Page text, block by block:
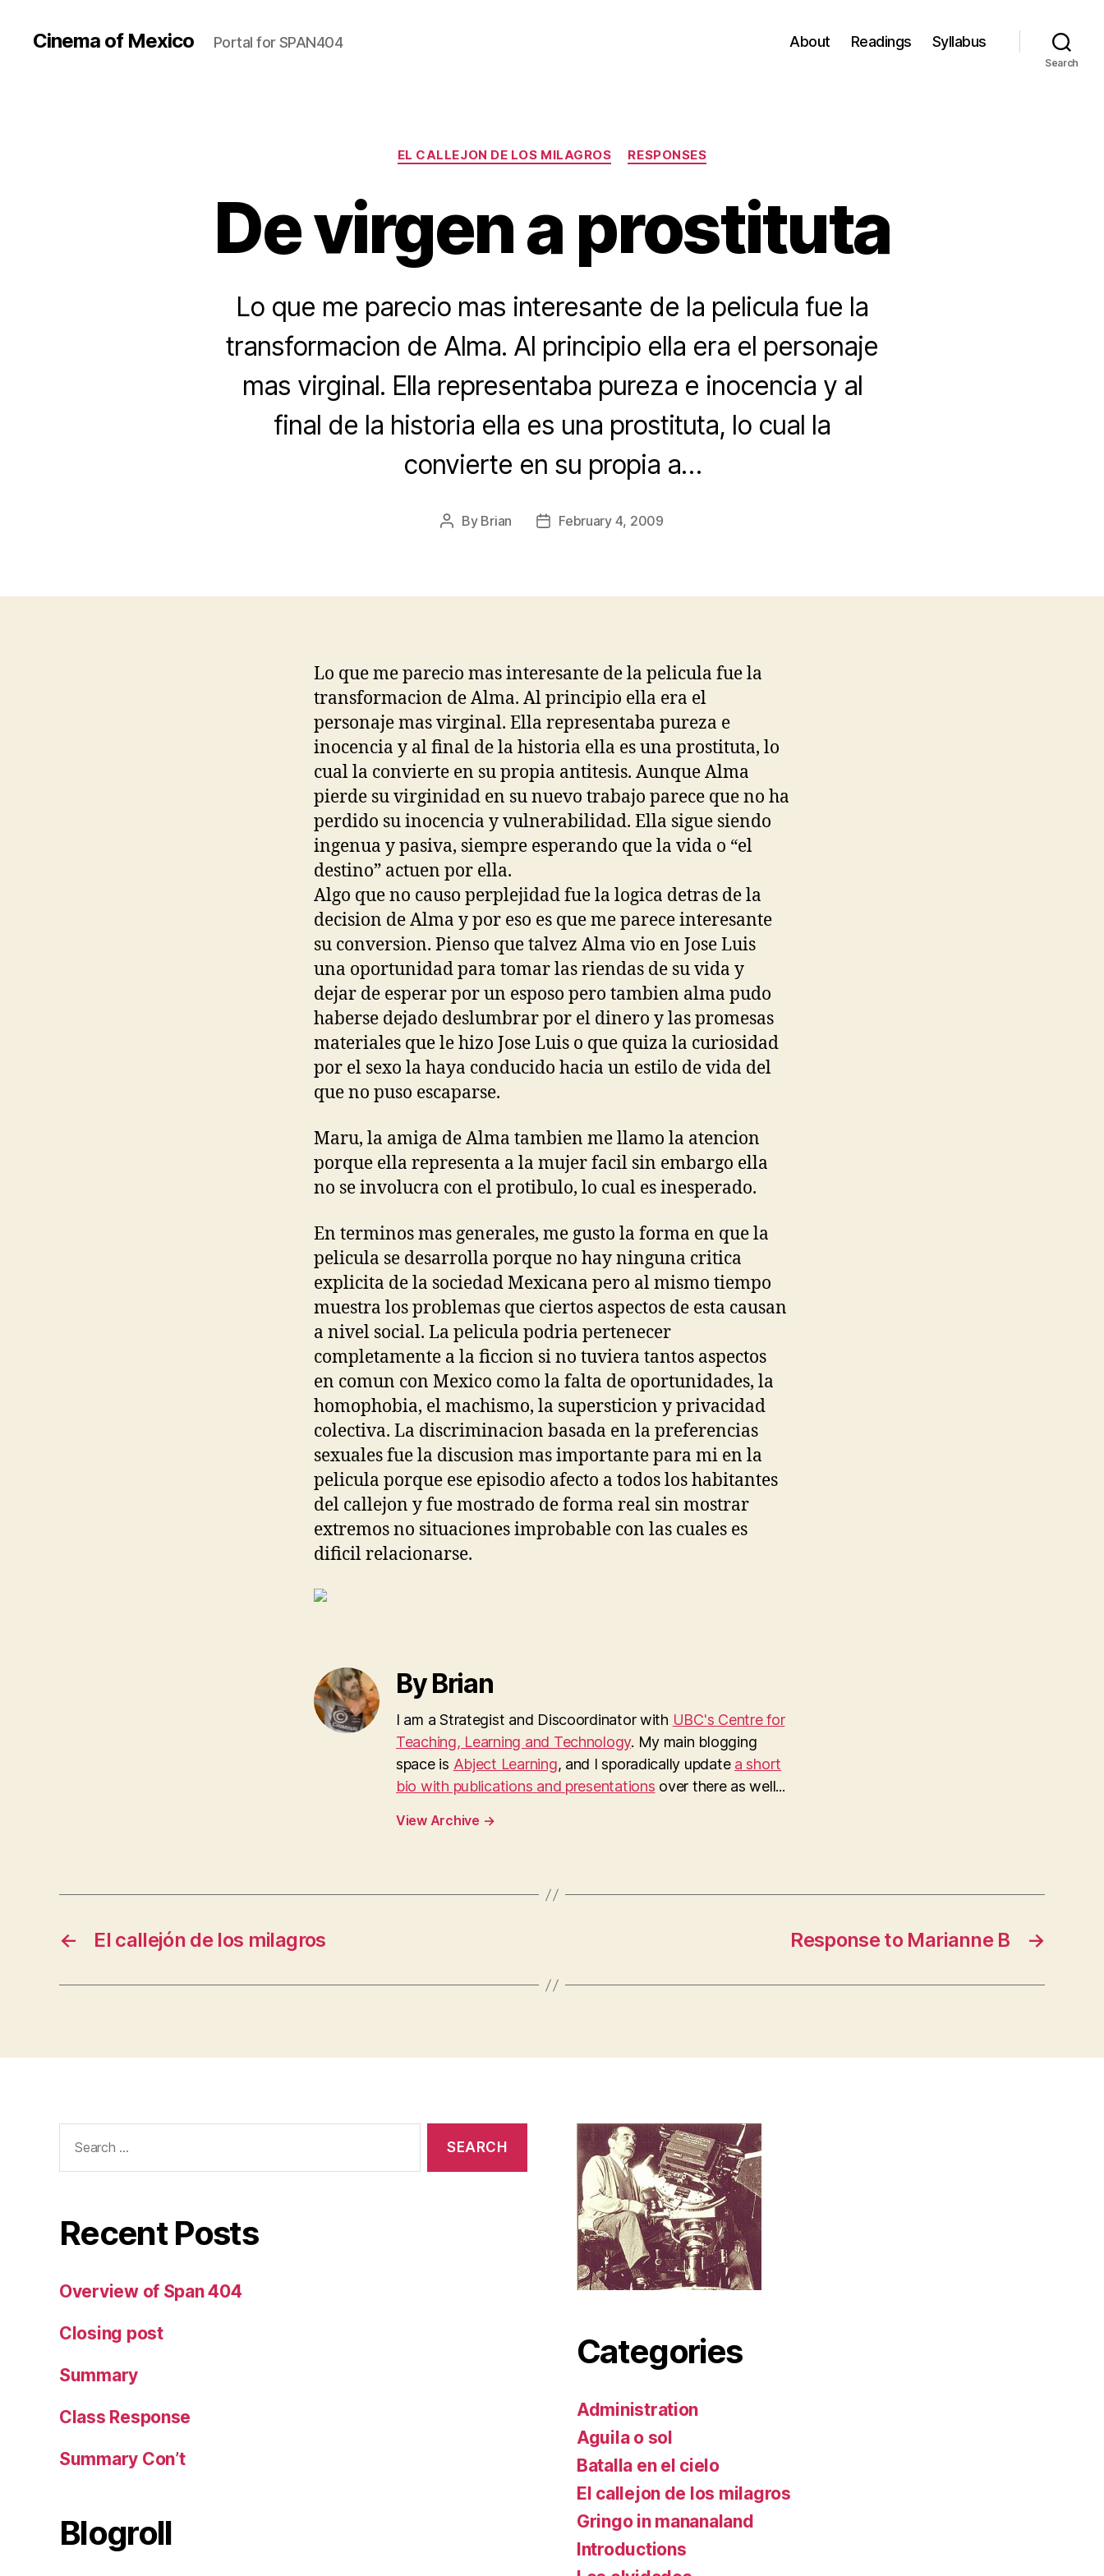
Cinema of Mexico Portal for SPAN404 About Readings Syllabus
Search
Categories
EL CALLEJON DE LOS MILAGROS RESPONSES
De virgen a prostituta
Lo que me parecio mas interesante de la pelicula fue la
transformacion de Alma. Al principio ella era el personaje
mas virginal. Ella representaba pureza e inocencia y al
final de la historia ella es una prostituta, lo cual la
convierte en su propia a…
Post
By Brian
PostFebruary 4, 2009
Lo que me parecio mas interesante de la pelicula fue la
transformacion de Alma. Al principio ella era el
personaje mas virginal. Ella representaba pureza e
inocencia y al final de la historia ella es una prostituta, lo
cual la convierte en su propia antitesis. Aunque Alma
pierde su virginidad en su nuevo trabajo parece que no ha
perdido su inocencia y vulnerabilidad. Ella sigue siendo
ingenua y pasiva, siempre esperando que la vida o “el
destino” actuen por ella.
Algo que no causo perplejidad fue la logica detras de la
decision de Alma y por eso es que me parece interesante
su conversion. Pienso que talvez Alma vio en Jose Luis
una oportunidad para tomar las riendas de su vida y
dejar de esperar por un esposo pero tambien alma pudo
haberse dejado deslumbrar por el dinero y las promesas
materiales que le hizo Jose Luis o que quiza la curiosidad
por el sexo la haya conducido hacia un estilo de vida del
que no puso escaparse.
Maru, la amiga de Alma tambien me llamo la atencion
porque ella representa a la mujer facil sin embargo ella
no se involucra con el protibulo, lo cual es inesperado.
En terminos mas generales, me gusto la forma en que la
pelicula se desarrolla porque no hay ninguna critica
explicita de la sociedad Mexicana pero al mismo tiempo
muestra los problemas que ciertos aspectos de esta causan
a nivel social. La pelicula podria pertenecer
completamente a la ficcion si no tuviera tantos aspectos
en comun con Mexico como la falta de oportunidades, la
homophobia, el machismo, la supersticion y privacidad
colectiva. La discriminacion basada en la preferencias
sexuales fue la discusion mas importante para mi en la
pelicula porque ese episodio afecto a todos los habitantes
del callejon y fue mostrado de forma real sin mostrar
extremos no situaciones improbable con las cuales es
dificil relacionarse.
By Brian
I am a Strategist and Discoordinator with UBC's Centre for
Teaching, Learning and Technology. My main blogging
space is Abject Learning, and I sporadically update a short
bio with publications and presentations over there as well...
View Archive →
← El callejón de los milagros →
Response to Marianne B
for:
Recent Posts
Overview of Span 404
Closing post
Summary
Class Response
Summary Con’t
Blogroll
Categories
Administration
Aguila o sol
Batalla en el cielo
El callejon de los milagros
Gringo in mananaland
Introductions